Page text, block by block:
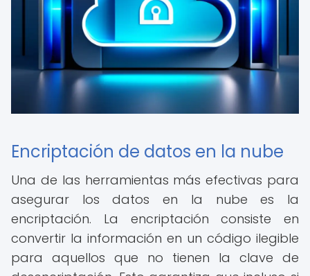
Encriptación de datos en la nube
Una de las herramientas más efectivas para
asegurar los datos en la nube es la
encriptación. La encriptación consiste en
convertir la información en un código ilegible
para aquellos que no tienen la clave de